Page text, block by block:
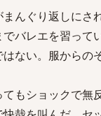
んぐり返しにさ
バレエを習って
ない。服からの
もショックで無